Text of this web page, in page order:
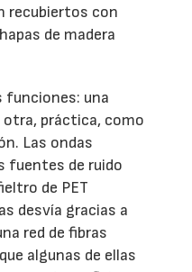
recubiertos con
de madera
funciones: una
práctica, como
Las ondas
fuentes de ruido
de PET
desvía gracias a
red de fibras
algunas de ellas